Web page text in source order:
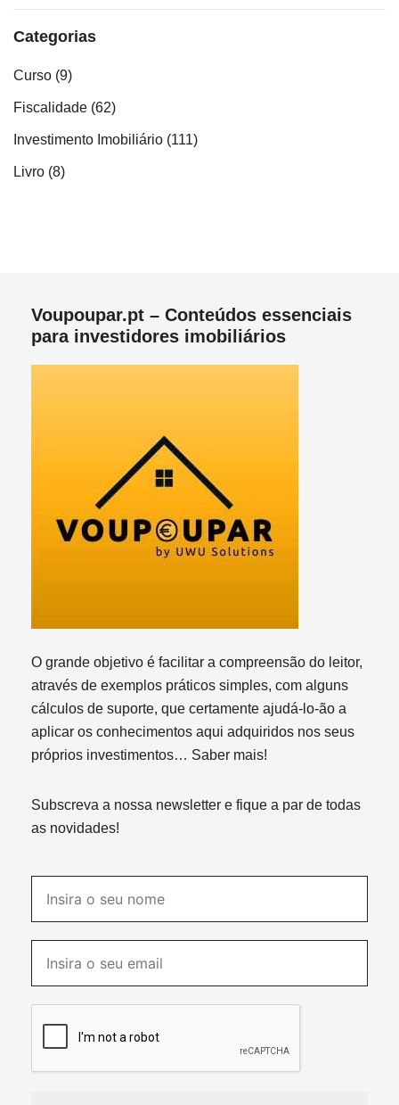
Categorias
Curso (9)
Fiscalidade (62)
Investimento Imobiliário (111)
Livro (8)
Voupoupar.pt – Conteúdos essenciais
para investidores imobiliários
O grande objetivo é facilitar a compreensão do leitor,
através de exemplos práticos simples, com alguns
cálculos de suporte, que certamente ajudá-lo-ão a
aplicar os conhecimentos aqui adquiridos nos seus
próprios investimentos… Saber mais!
Subscreva a nossa newsletter e fique a par de todas
as novidades!